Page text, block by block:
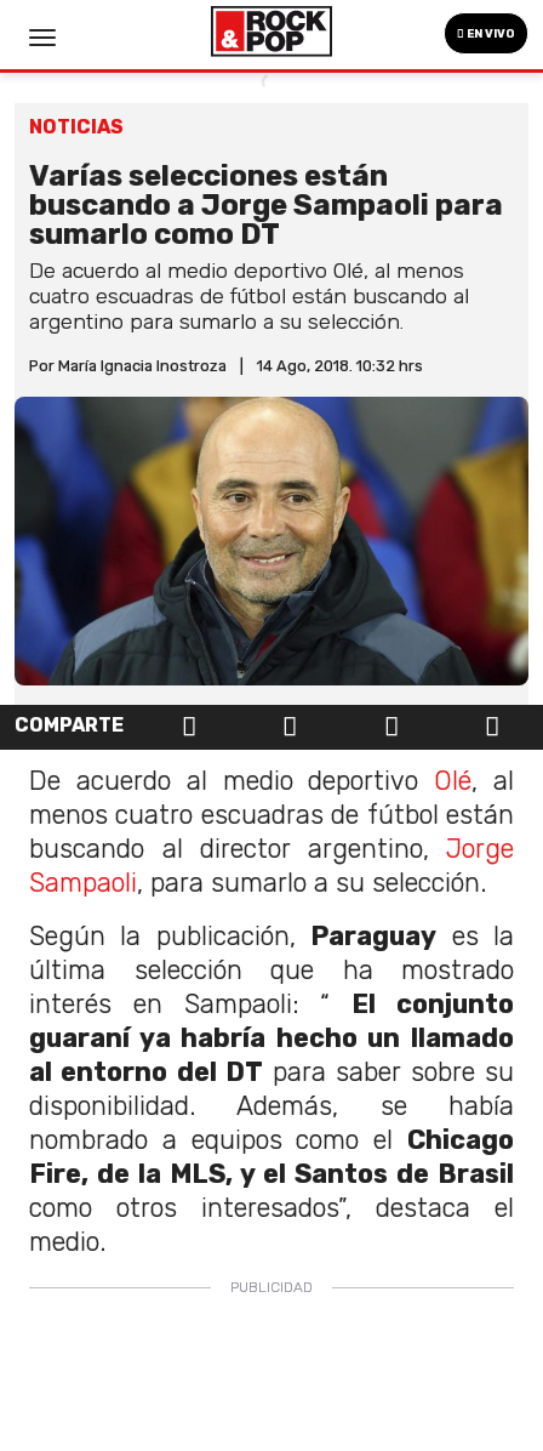
EN VIVO
NOTICIAS
Varías selecciones están
buscando a Jorge Sampaoli para
sumarlo como DT
De acuerdo al medio deportivo Olé, al menos
cuatro escuadras de fútbol están buscando al
argentino para sumarlo a su selección.
Por María Ignacia Inostroza 14 Ago, 2018. 10:32 hrs
COMPARTE
De acuerdo al medio deportivo Olé, al
menos cuatro escuadras de fútbol están
buscando al director argentino, Jorge
Sampaoli, para sumarlo a su selección.
Según la publicación, Paraguay es la
última selección que ha mostrado
interés en Sampaoli: “ El conjunto
guaraní ya habría hecho un llamado
al entorno del DT para saber sobre su
disponibilidad. Además, se había
nombrado a equipos como el Chicago
Fire, de la MLS, y el Santos de Brasil
como otros interesados”, destaca el
medio.